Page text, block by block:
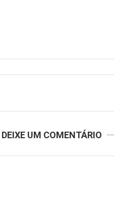
DEIXE UM COMENTÁRIO